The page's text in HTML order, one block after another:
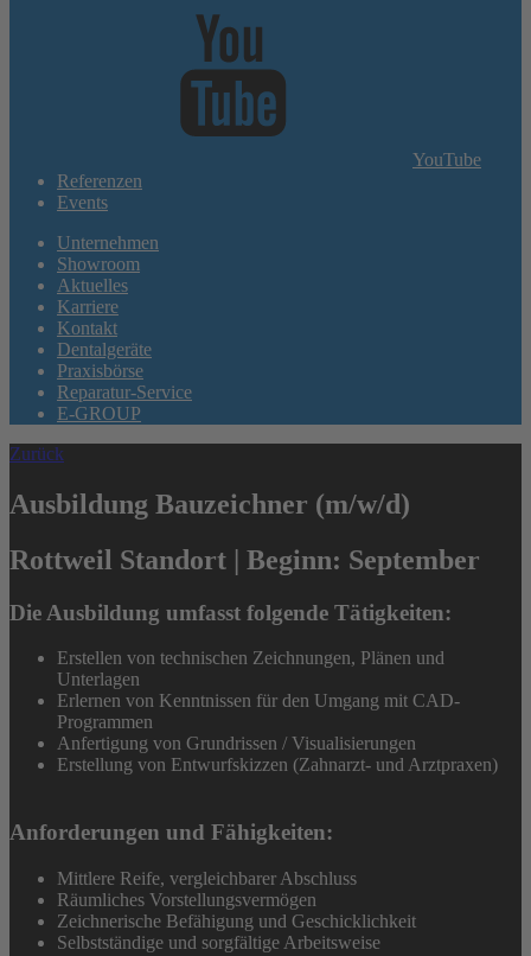
YouTube
Referenzen
Events
Unternehmen
Showroom
Aktuelles
Karriere
Kontakt
Dentalgeräte
Praxisbörse
Reparatur-Service
E-GROUP
Zurück
Ausbildung Bauzeichner (m/w/d)
Rottweil Standort | Beginn: September
Die Ausbildung umfasst folgende Tätigkeiten:
Erstellen von technischen Zeichnungen, Plänen und
Unterlagen
Erlernen von Kenntnissen für den Umgang mit CAD-
Programmen
Anfertigung von Grundrissen / Visualisierungen
Erstellung von Entwurfskizzen (Zahnarzt- und Arztpraxen)
Anforderungen und Fähigkeiten:
Mittlere Reife, vergleichbarer Abschluss
Räumliches Vorstellungsvermögen
Zeichnerische Befähigung und Geschicklichkeit
Selbstständige und sorgfältige Arbeitsweise